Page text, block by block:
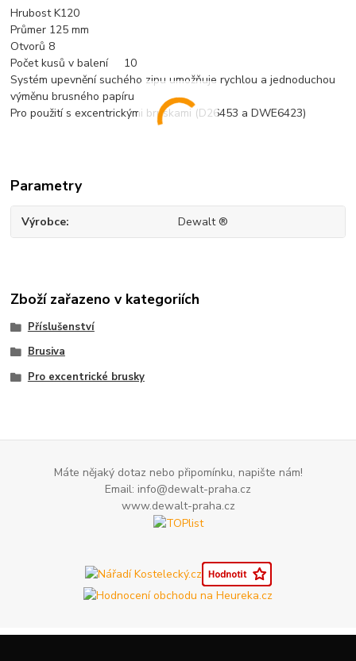
Hrubost K120
Průmer 125 mm
Otvorů 8
Počet kusů v balení 10
Systém upevnění suchého zipu umožňuje rychlou a jednoduchou
výměnu brusného papíru
Pro použití s excentrickými bruskami (D26453 a DWE6423)
Parametry
Výrobce Dewalt ®
Zboží zařazeno v kategoriích
Příslušenství
Brusiva
Pro excentrické brusky
Máte nějaký dotaz nebo připomínku, napište nám!
Email: info@dewalt-praha.cz
www.dewalt-praha.cz